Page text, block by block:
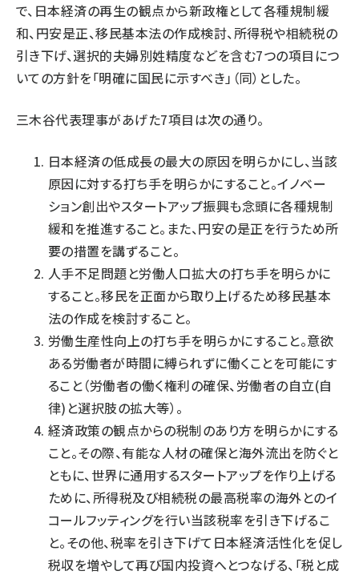
で、日本経済の再生の観点から新政権として各種規制緩
和、円安是正、移民基本法の作成検討、所得税や相続税の
引き下げ、選択的夫婦別姓精度などを含む7つの項目につ
いての方針を「明確に国民に示すべき」（同）とした。
三木谷代表理事があげた7項目は次の通り。
日本経済の低成長の最大の原因を明らかにし、当該
原因に対する打ち手を明らかにすること。イノベー
ション創出やスタートアップ振興も念頭に各種規制
緩和を推進すること。また、円安の是正を行うため所
要の措置を講ずること。
人手不足問題と労働人口拡大の打ち手を明らかに
すること。移民を正面から取り上げるため移民基本
法の作成を検討すること。
労働生産性向上の打ち手を明らかにすること。意欲
ある労働者が時間に縛られずに働くことを可能にす
ること（労働者の働く権利の確保、労働者の自立(自
律)と選択肢の拡大等）。
経済政策の観点からの税制のあり方を明らかにする
こと。その際、有能な人材の確保と海外流出を防ぐと
ともに、世界に通用するスタートアップを作り上げる
ために、所得税及び相続税の最高税率の海外とのイ
コールフッティングを行い当該税率を引き下げるこ
と。その他、税率を引き下げて日本経済活性化を促し
税収を増やして再び国内投資へとつなげる、「税と成